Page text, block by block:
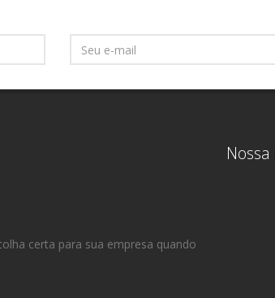
certa para sua empresa quando
Nossa